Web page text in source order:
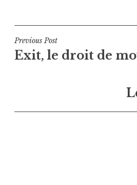
Navigation
de
Previous Post
Exit, le droit de